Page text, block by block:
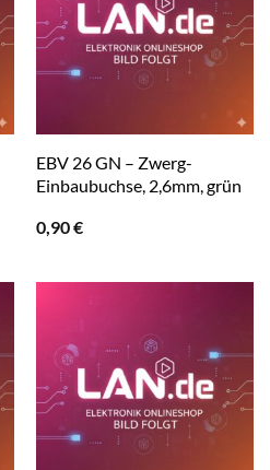
EBV 26 GN – Zwerg-
Einbaubuchse, 2,6mm, grün
0,90€